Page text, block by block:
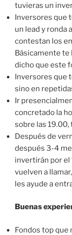
tuvieras un
Inversores que
un lead y ronda
contestan los
Básicamente te
dicho que este
Inversores que
sino en
Ir
concretado la
sobre las 19.00,
Después de
después 3-4
invertirán por el
vuelven a
les ayude a
Buenas
Fondos top que